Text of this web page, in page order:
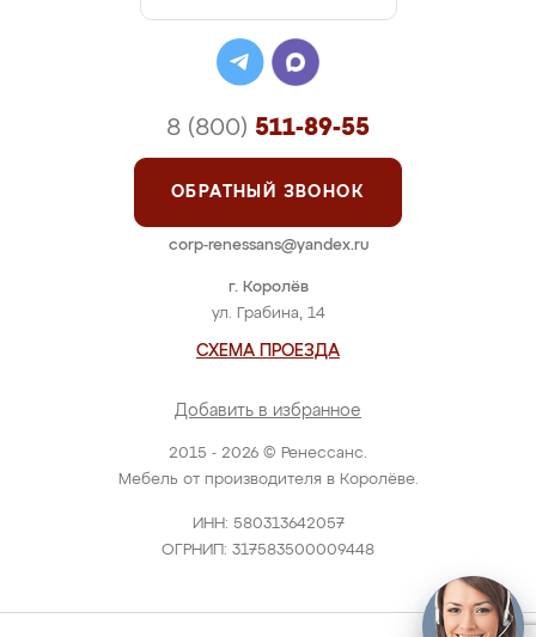
2015 - 2026 © Ренессанс.
Мебель от производителя в Королёве.
ИНН: 580313642057
ОГРНИП: 317583500009448
г. Королёв
ул. Грабина, 14
СХЕМА ПРОЕЗДА
Добавить в избранное
8 (800) 511-89-55
ОБРАТНЫЙ ЗВОНОК
corp-renessans@yandex.ru